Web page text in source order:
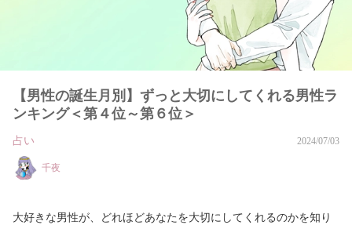
【男性の誕生月別】ずっと大切にしてくれる男性ラ
ンキング＜第４位～第６位＞
占い 2024/07/03
千夜
大好きな男性が、どれほどあなたを大切にしてくれるのかを知り